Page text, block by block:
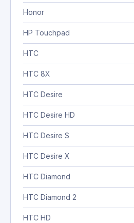
Honor
HP Touchpad
HTC
HTC 8X
HTC Desire
HTC Desire HD
HTC Desire S
HTC Desire X
HTC Diamond
HTC Diamond 2
HTC HD